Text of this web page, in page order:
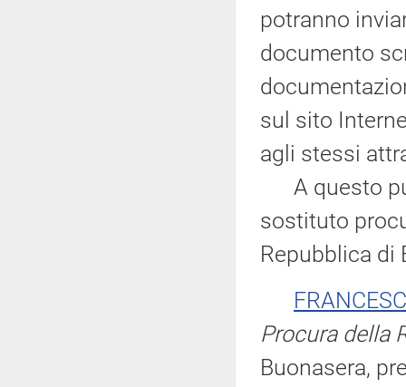
potranno
documento
sul sito
agli stessi
A questo
sostituto
Repubblica di
Procura della
Buonasera,